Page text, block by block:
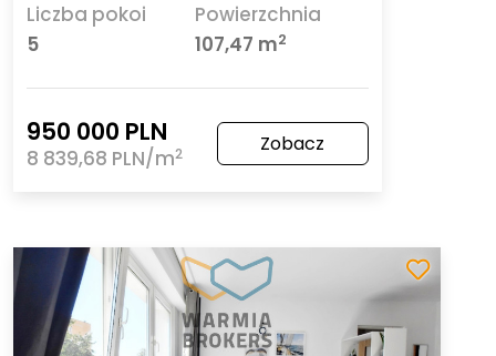
Liczba pokoi
5
Powierzchnia
107,47 m2
950 000 PLN
8 839,68 PLN/m2 Zobacz